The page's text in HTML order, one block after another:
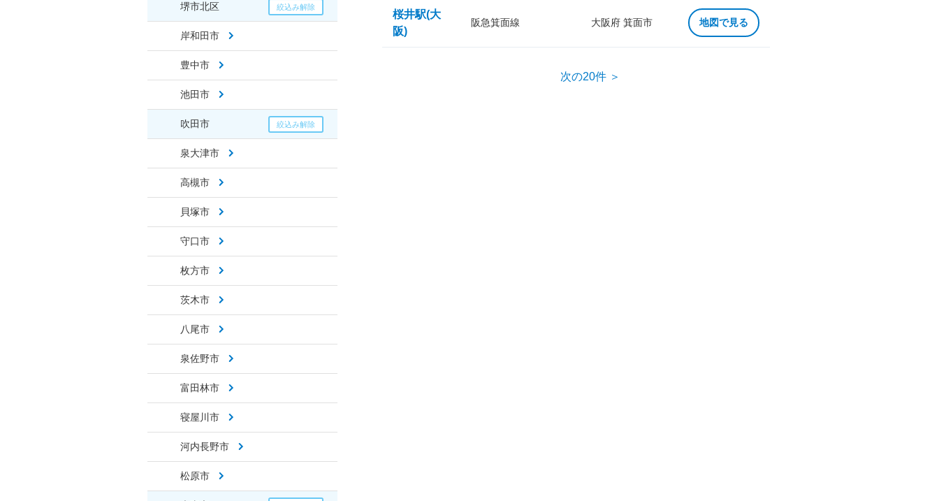
堺市北区
岸和田市
豊中市
池田市
吹田市
泉大津市
高槻市
貝塚市
守口市
枚方市
茨木市
八尾市
泉佐野市
富田林市
寝屋川市
河内長野市
松原市
桜井駅(大
阪)
阪急箕面線 大阪府 箕面市 地図で見る
次の20件 ＞